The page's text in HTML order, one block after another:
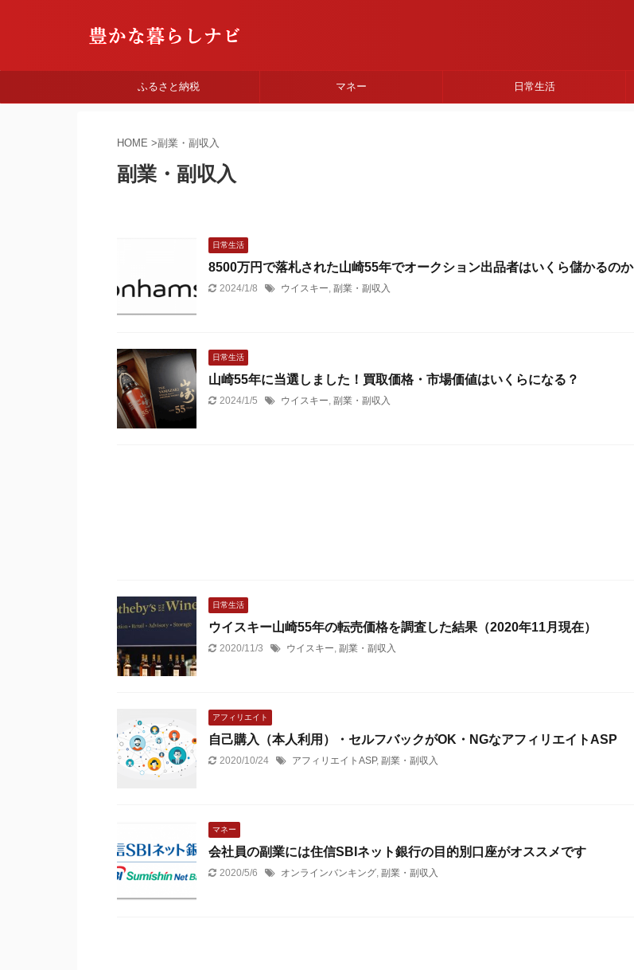
ふるさと納税 マネー 日常生活
HOME >副業・副収入
副業・副収入
日常生活
8500万円で落札された山崎55年でオークション出品者はいくら儲かるのか
2024/1/8 ウイスキー, 副業・副収入
日常生活
山崎55年に当選しました！買取価格・市場価値はいくらになる？
2024/1/5 ウイスキー, 副業・副収入
日常生活
ウイスキー山崎55年の転売価格を調査した結果（2020年11月現在）
2020/11/3 ウイスキー, 副業・副収入
アフィリエイト
自己購入（本人利用）・セルフバックがOK・NGなアフィリエイトASP
2020/10/24 アフィリエイトASP, 副業・副収入
マネー
会社員の副業には住信SBIネット銀行の目的別口座がオススメです
2020/5/6 オンラインバンキング, 副業・副収入